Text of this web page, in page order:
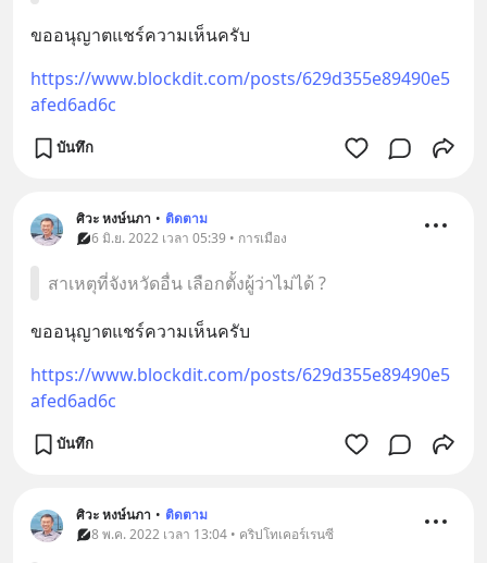
ขออนุญาตแชร์ความเห็นครับ
https://www.blockdit.com/posts/629d355e89490e5
afed6ad6c
บันทึก
ศิวะ หงษ์นภา • ติดตาม
6 มิ.ย. 2022 เวลา 05:39 • การเมือง
สาเหตุที่จังหวัดอื่น เลือกตั้งผู้ว่าไม่ได้ ?
ขออนุญาตแชร์ความเห็นครับ
https://www.blockdit.com/posts/629d355e89490e5
afed6ad6c
บันทึก
ศิวะ หงษ์นภา • ติดตาม
8 พ.ค. 2022 เวลา 13:04 • คริปโทเคอร์เรนซี